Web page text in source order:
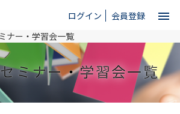
ログイン 会員登録 menu
close
ナー・学習会一覧
ミナー・学習会一覧